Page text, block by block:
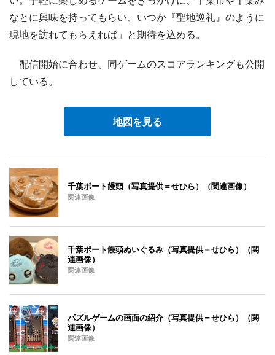
なとに興味を持ってもらい、いつか『聖地巡礼』のように
現地を訪れてもらえれば」と期待を込める。
配信開始に合わせ、同ゲームのスコアランキングも公開
している。
地図を見る
千葉ポート饅頭（写真提供＝せひら）（関連画像）
関連画像
千葉ポート饅頭ぬいぐるみ（写真提供＝せひら）（関
連画像）
関連画像
パズルゲームの画面の紹介（写真提供＝せひら）（関
連画像）
関連画像